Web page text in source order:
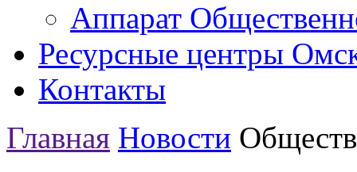
Аппарат
Ресурсные центры
Контакты
Главная Новости